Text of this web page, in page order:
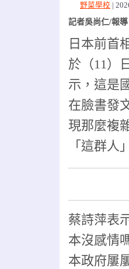
野菜學校
記者吳尚仁/報導
日本前首
於（11）
示，這是
在臉書發
現那麼複
「這群人
蔡詩萍表
本沒感情
本政府屢